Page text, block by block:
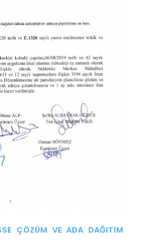
ÇÖZÜM VE ADA DAĞITIM